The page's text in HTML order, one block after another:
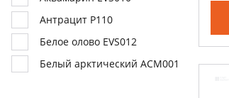
Антрацит Р110
Белое олово EVS012
Белый арктический АСМ001